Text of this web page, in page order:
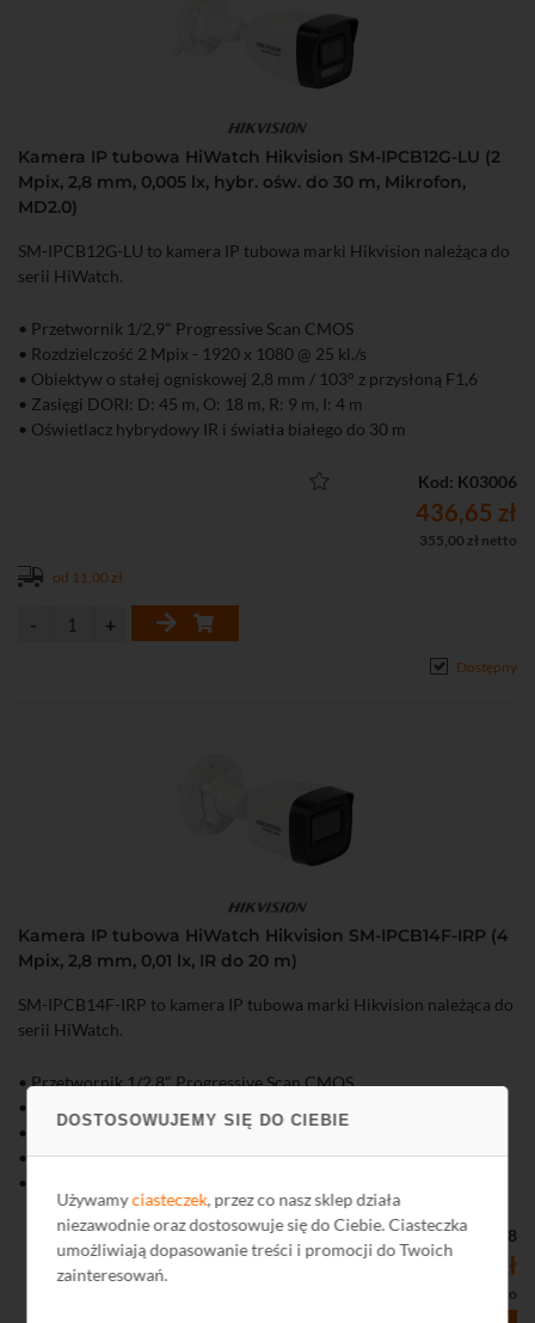
DOSTOSOWUJEMY SIĘ DO CIEBIE
Używamyciasteczek, przez co nasz sklep działa
niezawodnie oraz dostosowuje się do Ciebie. Ciasteczka
umożliwiają dopasowanie treści i promocji do Twoich
zainteresowań.
Kamera IP tubowa HiWatch Hikvision SM-IPCB12G-LU (2
Mpix, 2,8 mm, 0,005 lx, hybr. ośw. do 30 m, Mikrofon,
MD2.0)
SM-IPCB12G-LU to kamera IP tubowa marki Hikvision należąca do
serii HiWatch.
• Przetwornik 1/2,9" Progressive Scan CMOS
• Rozdzielczość 2 Mpix - 1920 x 1080 @ 25 kl./s
• Obiektyw o stałej ogniskowej 2,8 mm / 103° z przysłoną F1,6
• Zasięgi DORI: D: 45 m, O: 18 m, R: 9 m, I: 4 m
• Oświetlacz hybrydowy IR i światła białego do 30 m
• Kompresja H.265+/H.265/H.264+/H.264/
(Android, iOS)
• Dostęp przez chmurę P2P
• Wbudowany mikrofon
Kod: K03006
436,65 zł
355,00 zł netto
od 11,00 zł
Dostępny
Kamera IP tubowa HiWatch Hikvision SM-IPCB14F-IRP (4
Mpix, 2,8 mm, 0,01 lx, IR do 20 m)
SM-IPCB14F-IRP to kamera IP tubowa marki Hikvision należąca do
serii HiWatch.
• Przetwornik 1/2,8" Progressive Scan CMOS
• Rozdzielczość 4 Mpix - 2560 x 1440 @ 20 kl./s
• Obiektyw o stałej ogniskowej 2,8 mm / 104° z przysłoną F2,2
• Zasięgi DORI: D: 53 m, O: 21 m, R: 10 m, I: 5 m
• Równomierne oświetlenie w nocy dzięki technologii EXIR: IR do
• Kompresja H.265+/H.265/H.264+/H.264/
• Obsługa dwóch strumieni
• Funkcje obrazu: AGC, 3D-DNR, DWDR, HLC, BLC
Kod: K03038
346,00 zł
281,30 zł netto